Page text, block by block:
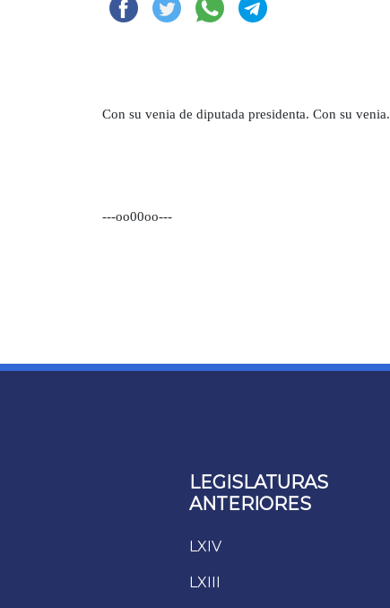
Con su venia de diputada presidenta. Con su venia.
---oo00oo---
LEGISLATURAS
ANTERIORES
LXIV
LXIII